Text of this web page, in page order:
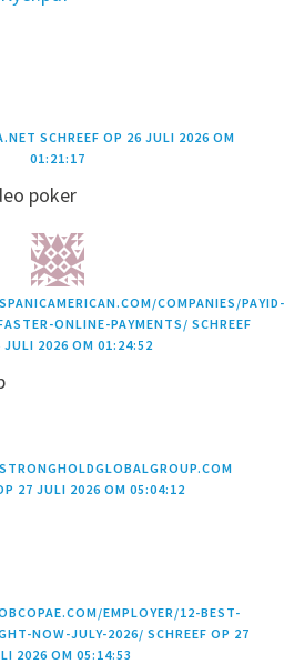
SCHREEF OP 26 JULI 2026 OM
01:21:17
poker
COMPANIES/PAYID-
ONLINE-PAYMENTS/ SCHREEF
JULI 2026 OM 01:24:52
27 JULI 2026 OM 05:04:12
EMPLOYER/12-BEST-
NOW-JULY-2026/ SCHREEF OP 27
2026 OM 05:14:53